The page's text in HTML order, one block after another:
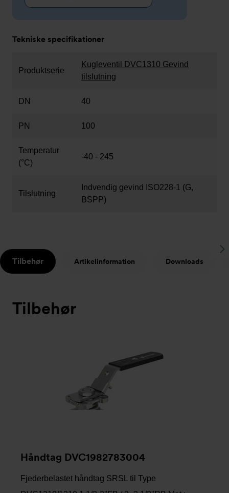
Tekniske specifikationer
Produktserie
Kugleventil DVC1310 Gevind
tilslutning
DN 40
PN 100
Temperatur
(°C)
-40 - 245
Tilslutning
Indvendig gevind ISO228-1 (G,
BSPP)
Tilbehør Artikelinformation Downloads
Tilbehør
Håndtag DVC1982783004
Fjederbelastet håndtag SRSL til Type